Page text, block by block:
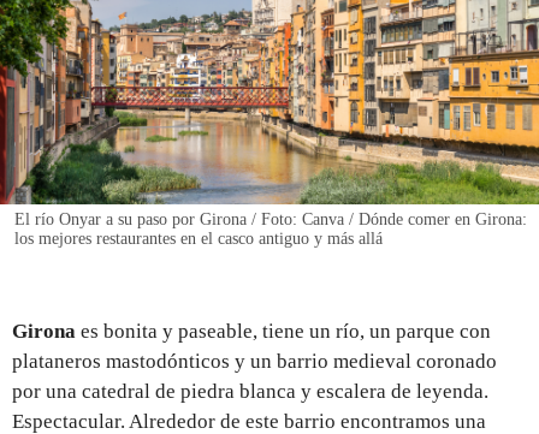
El río Onyar a su paso por Girona / Foto: Canva / Dónde comer en Girona:
los mejores restaurantes en el casco antiguo y más allá
Girona es bonita y paseable, tiene un río, un parque con
plataneros mastodónticos y un barrio medieval coronado
por una catedral de piedra blanca y escalera de leyenda.
Espectacular. Alrededor de este barrio encontramos una